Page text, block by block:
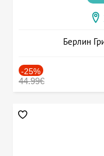
Берлин
-25%
44.99€